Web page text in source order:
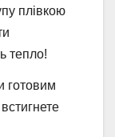
плівкою
тепло!
готовим